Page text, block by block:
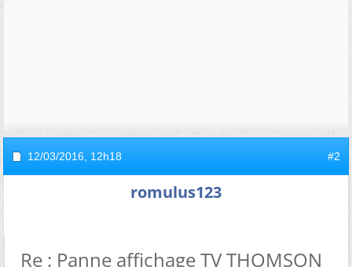
12/03/2016, 12h18 #2
romulus123
Re : Panne affichage TV THOMSON